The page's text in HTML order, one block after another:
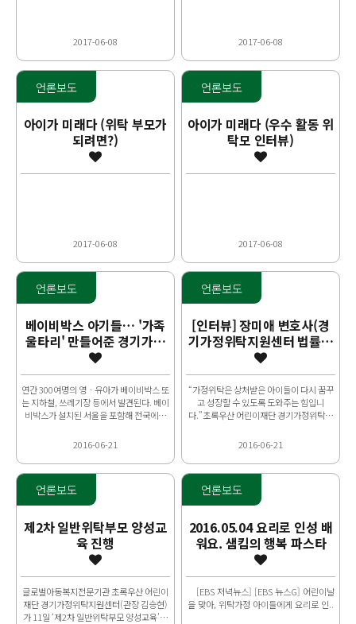
2017-06-08 2017-06-08
언론보도
아이가 미래다 (위탁 부모가
되려면?)
2017-06-08
언론보도
아이가 미래다 (우수 활동 위
탁모 인터뷰)
2017-06-08
언론보도
베이비박스 아기들… '가족
울타리' 만들어준 경기가정
위탁지원센터 위탁모들
연간 300여명의 영ㆍ유아가 베이비박스 또
는 지하철, 쓰레기장 등에서 발견된다. 베이
비박스가 설치된 서울을 포함해 전국에서
2016-06-21
언론보도
[인터뷰] 장미애 변호사(경
기가정위탁지원센터 법률자
문위원) “돌봄 필요한 아이
들, 사랑의 울타리 되어 주세
요…
“가정위탁은 상처받은 아이들이 다시 꿈꾸
고 성장할 수 있도록 도와주는 힘입니
다.”초록우산 어린이재단 경기가정위탁지
는 장미애 변호사의 말이다.가..
2016-06-21
언론보도
제2차 일반위탁부모 양성교
육 진행
글로벌아동복지전문기관 초록우산 어린이
재단 경기가정위탁지원센터(관장 김승현)
가 11일 ‘제2차 일반위탁부모 양성교육’을
언론보도
2016.05.04 요리로 인성 배
워요. 샘킴의 행복 파스타
[EBS 저녁뉴스] [EBS 뉴스G] 어린이날
을 맞아, 위탁가정 아이들에게 요리로 인..